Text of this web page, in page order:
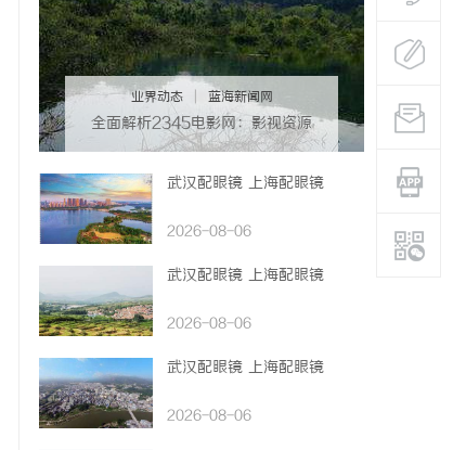
业界动态 蓝海新闻网
全面解析2345电影网：影视资源
的海量宝库与观影新体验
武汉配眼镜 上海配眼镜
2026-08-06
武汉配眼镜 上海配眼镜
2026-08-06
武汉配眼镜 上海配眼镜
2026-08-06